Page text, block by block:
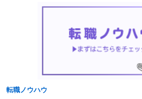
転職ノウハウ